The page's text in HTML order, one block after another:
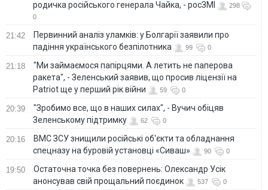
родичка російського генерала Чайка, - росЗМІ
298
0
21:42
Первинний аналіз уламків: у Болгарії заявили про
падіння українського безпілотника
99 0
21:18
"Ми займаємося папірцями. А летить не паперова
ракета", - Зеленський заявив, що просив ліцензії на
Patriot ще у перший рік війни
59 0
20:39
"Зробимо все, що в наших силах", - Вучич обіцяв
Зеленському підтримку
62 0
20:16
ВМС ЗСУ знищили російські об'єкти та обладнання
спецназу на буровій установці «Сиваш»
90 0
19:50
Остаточна точка без повернень: Олександр Усік
анонсував свій прощальний поєдинок
537 0